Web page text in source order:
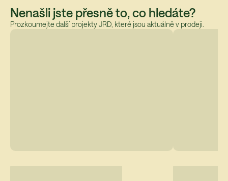
Nenašli jste přesně to, co hledáte?
Prozkoumejte další projekty JRD, které jsou aktuálně v prodeji.